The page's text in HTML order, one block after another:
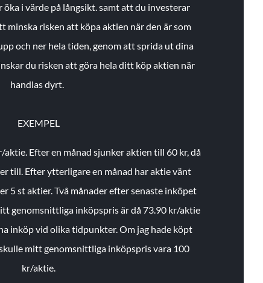
i värde på långsikt. samt att du investerar
minska risken att köpa aktien när den är som
och ner hela tiden, genom att sprida ut dina
du risken att göra hela ditt köp aktien när
handlas dyrt.
EXEMPEL
aktie. Efter en månad sjunker aktien till 60 kr, då
till. Efter ytterligare en månad har aktie vänt
5 st aktier.Två månader efter senaste inköpet
genomsnittliga inköpspris är då 73.90 kr/aktie
inköp vid olika tidpunkter. Om jag hade köpt
mitt genomsnittliga inköpspris vara 100
kr/aktie.